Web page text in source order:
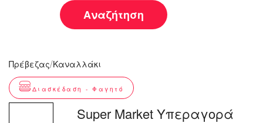
Αναζήτηση
Πρέβεζας/Καναλλάκι
Διασκέδαση - Φαγητό
Super Market Υπεραγορά